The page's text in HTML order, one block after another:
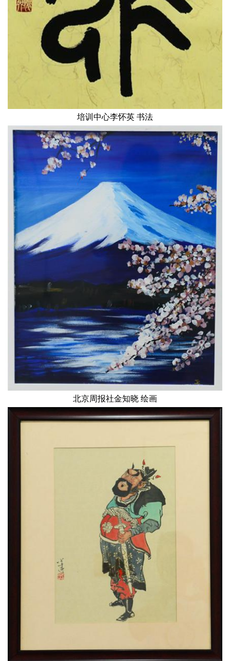
培训中心李怀英 书法
北京周报社金知晓 绘画